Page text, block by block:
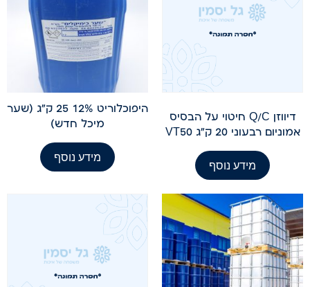
דיווזן Q/C חיטוי על הבסיס
אמוניום רבעוני 20 ק"ג VT50
מידע נוסף
היפוכלוריט 12% 25 ק"ג (שער
מיכל חדש)
מידע נוסף